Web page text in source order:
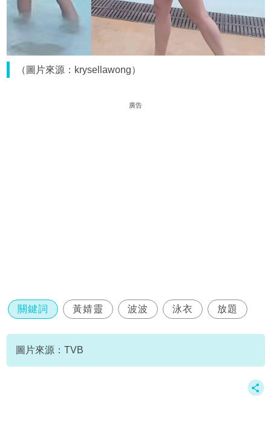
（圖片來源：krysellawong）
廣告
關鍵詞 黃婧靈 波波 泳衣 放題
圖片來源：TVB